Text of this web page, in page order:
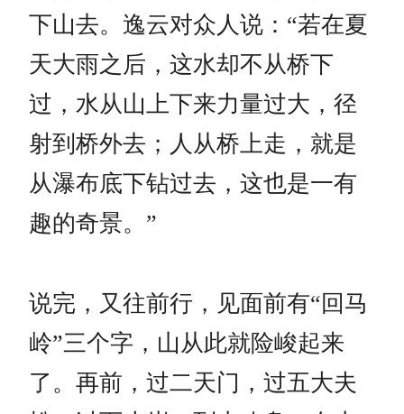
下山去。逸云对众人说：“若在夏
天大雨之后，这水却不从桥下
过，水从山上下来力量过大，径
射到桥外去；人从桥上走，就是
从瀑布底下钻过去，这也是一有
趣的奇景。”
说完，又往前行，见面前有“回马
岭”三个字，山从此就险峻起来
了。再前，过二天门，过五大夫